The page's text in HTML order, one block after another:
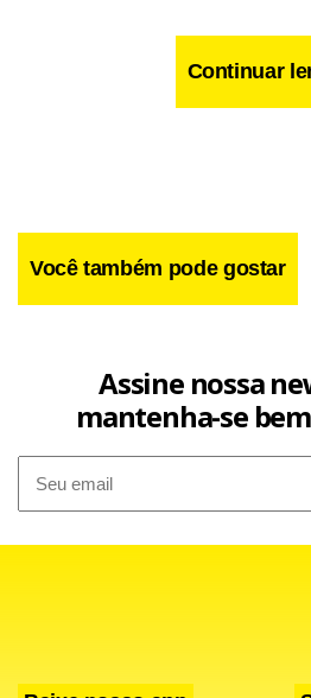
A polícia encontrou 60 corpos
Bagdá,medicationsa maioria
Continuar
Você também pode gostar
Assine nossa
mantenha-se